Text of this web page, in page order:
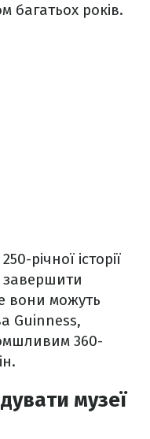
багатьох років.
річної історії
завершити
вони можуть
Guinness,
360-
музеї